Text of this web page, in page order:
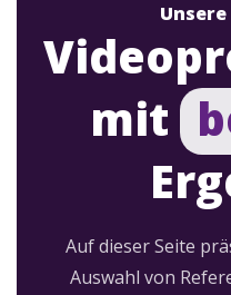
mit
Auf dieser Seite
Auswahl von